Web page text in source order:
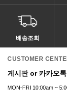
배송조회
CUSTOMER
게시판 or 카카오톡
MON-FRI 10:00am ~